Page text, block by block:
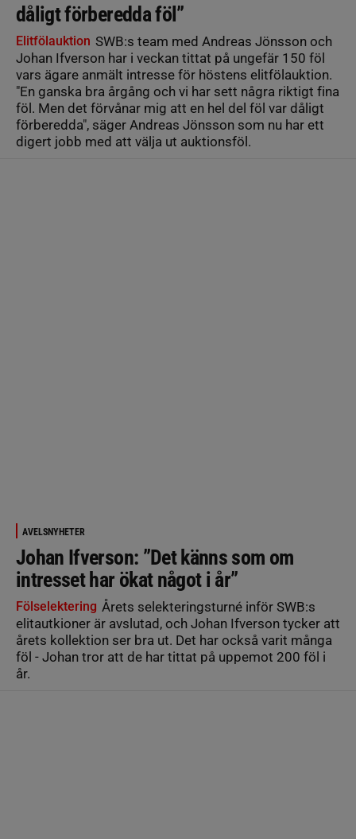
dåligt förberedda föl”
Elitfölauktion SWB:s team med Andreas Jönsson och
Johan Ifverson har i veckan tittat på ungefär 150 föl
vars ägare anmält intresse för höstens elitfölauktion.
"En ganska bra årgång och vi har sett några riktigt fina
föl. Men det förvånar mig att en hel del föl var dåligt
förberedda", säger Andreas Jönsson som nu har ett
digert jobb med att välja ut auktionsföl.
AVELSNYHETER
Johan Ifverson: ”Det känns som om
intresset har ökat något i år”
Fölselektering Årets selekteringsturné inför SWB:s
elitautkioner är avslutad, och Johan Ifverson tycker att
årets kollektion ser bra ut. Det har också varit många
föl - Johan tror att de har tittat på uppemot 200 föl i
år.